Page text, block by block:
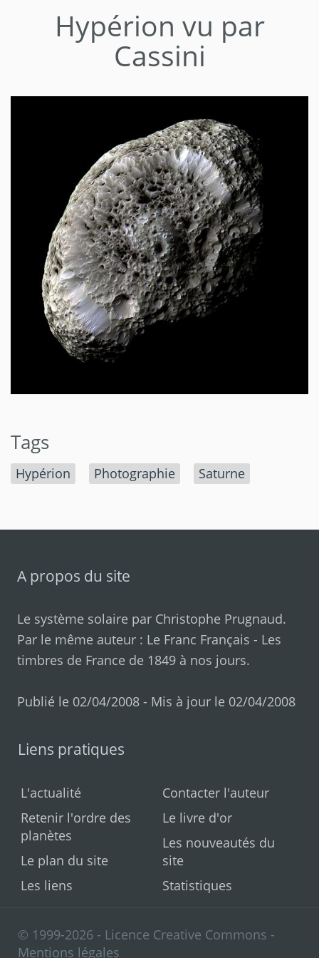
Hypérion vu par
Cassini
Tags
Hypérion Photographie Saturne
A propos du site
Le système solaire par Christophe Prugnaud.
Par le même auteur : Le Franc Français - Les
timbres de France de 1849 à nos jours.
Publié le 02/04/2008 - Mis à jour le 02/04/2008
Liens pratiques
L'actualité
Retenir l'ordre des
planètes
Le plan du site
Les liens
Contacter l'auteur
Le livre d'or
Les nouveautés du
site
Statistiques
© 1999-2026 - Licence Creative Commons -
Mentions légales